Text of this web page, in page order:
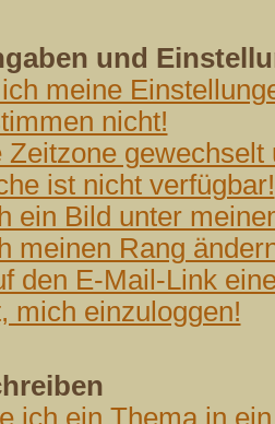
und
meine
nicht!
Zeitzone
ist nicht verfügbar!
ein Bild unter
meinen Rang
den E-Mail-Link
mich einzuloggen!
ich ein Thema in